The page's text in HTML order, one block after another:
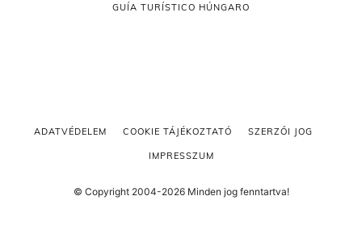
GUÍA TURÍSTICO HÚNGARO
ADATVÉDELEM COOKIE TÁJÉKOZTATÓ SZERZŐI JOG
IMPRESSZUM
© Copyright 2004-2026 Minden jog fenntartva!